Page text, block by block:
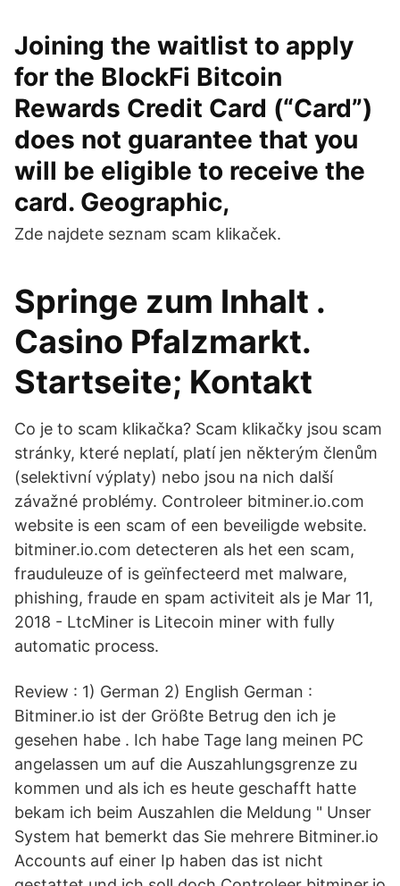
Joining the waitlist to apply
for the BlockFi Bitcoin
Rewards Credit Card (“Card”)
does not guarantee that you
will be eligible to receive the
card. Geographic,
Zde najdete seznam scam klikaček.
Springe zum Inhalt .
Casino Pfalzmarkt.
Startseite; Kontakt
Co je to scam klikačka? Scam klikačky jsou scam
stránky, které neplatí, platí jen některým členům
(selektivní výplaty) nebo jsou na nich další
závažné problémy. Controleer bitminer.io.com
website is een scam of een beveiligde website.
bitminer.io.com detecteren als het een scam,
frauduleuze of is geïnfecteerd met malware,
phishing, fraude en spam activiteit als je Mar 11,
2018 - LtcMiner is Litecoin miner with fully
automatic process.
Review : 1) German 2) English German :
Bitminer.io ist der Größte Betrug den ich je
gesehen habe . Ich habe Tage lang meinen PC
angelassen um auf die Auszahlungsgrenze zu
kommen und als ich es heute geschafft hatte
bekam ich beim Auszahlen die Meldung " Unser
System hat bemerkt das Sie mehrere Bitminer.io
Accounts auf einer Ip haben das ist nicht